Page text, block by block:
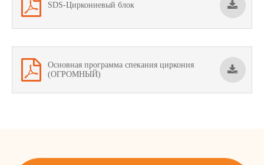
SDS-Циркониевый блок
Основная программа спекания циркония
(ОГРОМНЫЙ)